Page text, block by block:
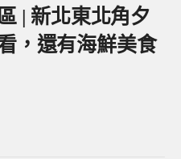
| 新北東北角夕
，還有海鮮美食